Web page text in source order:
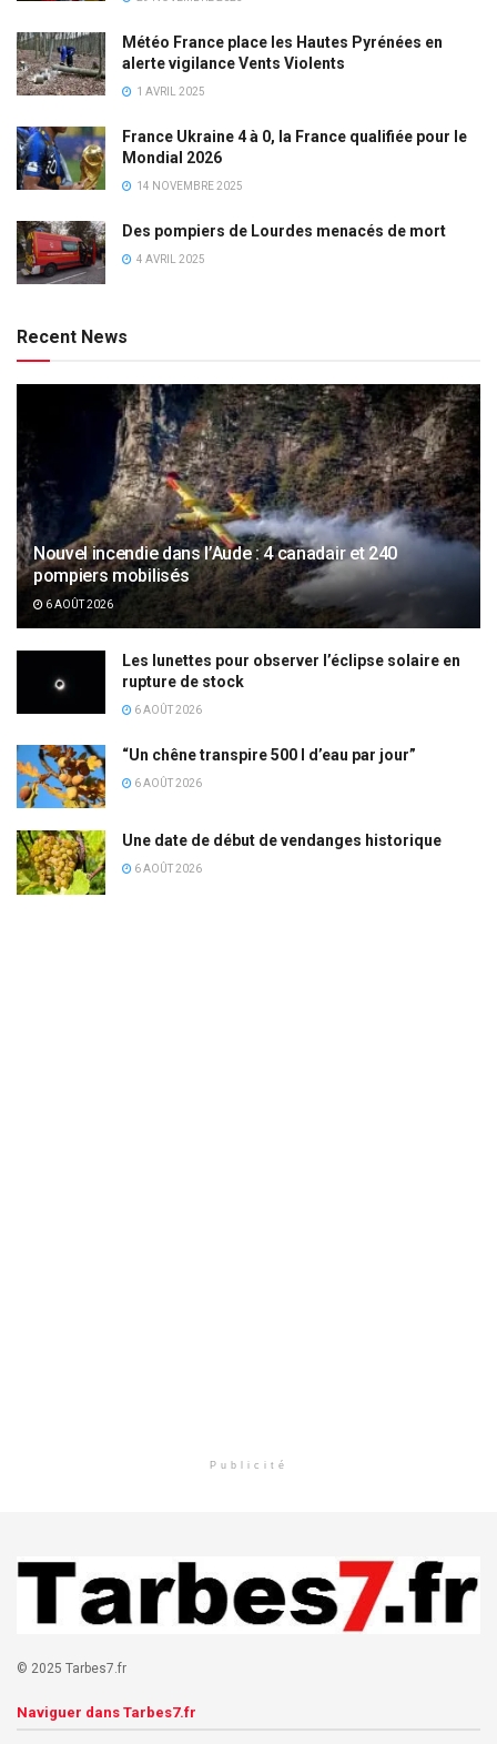
Météo France place les Hautes Pyrénées en
alerte vigilance Vents Violents
1 AVRIL 2025
France Ukraine 4 à 0, la France qualifiée pour le
Mondial 2026
14 NOVEMBRE 2025
Des pompiers de Lourdes menacés de mort
4 AVRIL 2025
Recent News
Nouvel incendie dans l’Aude : 4 canadair et 240
pompiers mobilisés
6 AOÛT 2026
Les lunettes pour observer l’éclipse solaire en
rupture de stock
6 AOÛT 2026
“Un chêne transpire 500 l d’eau par jour”
6 AOÛT 2026
Une date de début de vendanges historique
6 AOÛT 2026
Publicité
© 2025 Tarbes7.fr
Naviguer dans Tarbes7.fr